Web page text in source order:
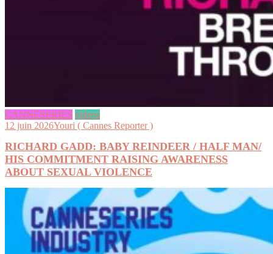
CANNESERIES videos
12 juin 2026Youri ( Cannes Reporter )
RICHARD GADD: BABY REINDEER / HALF MAN/
HIS COMMITMENT RAISING AWARENESS
ABOUT SEXUAL VIOLENCE